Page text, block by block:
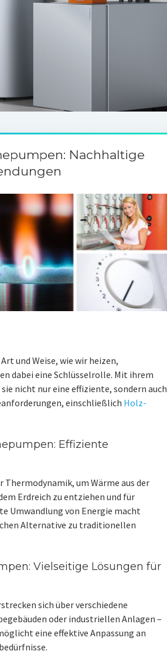
Nachhaltige
und Weise, wie wir heizen,
dabei eine Schlüsselrolle. Mit ihrem
nicht nur eine effiziente, sondern auch
einschließlich Holz-
Effiziente
um Wärme aus der
Erdreich zu entziehen und für
Umwandlung von Energie macht
Alternative zu traditionellen
Vielseitige Lösungen für
sich über verschiedene
oder industriellen Anlagen –
eine effektive Anpassung an